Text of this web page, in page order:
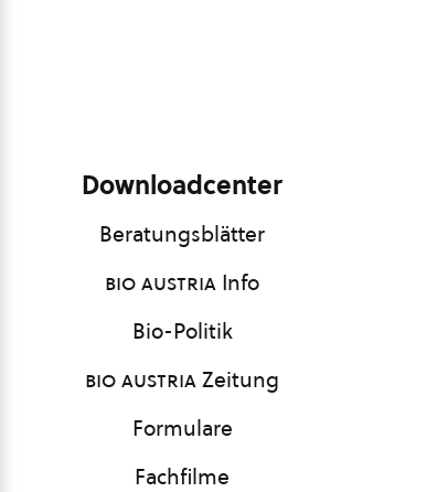
Downloadcenter
Beratungsblätter
bio austria Info
Bio-Politik
bio austriaZeitung
Formulare
Fachfilme